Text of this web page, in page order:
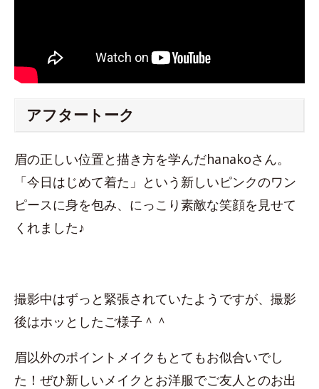
アフタートーク
眉の正しい位置と描き方を学んだhanakoさん。
「今日はじめて着た」という新しいピンクのワン
ピースに身を包み、にっこり素敵な笑顔を見せて
くれました♪
撮影中はずっと緊張されていたようですが、撮影
後はホッとしたご様子＾＾
眉以外のポイントメイクもとてもお似合いでし
た！ぜひ新しいメイクとお洋服でご友人とのお出